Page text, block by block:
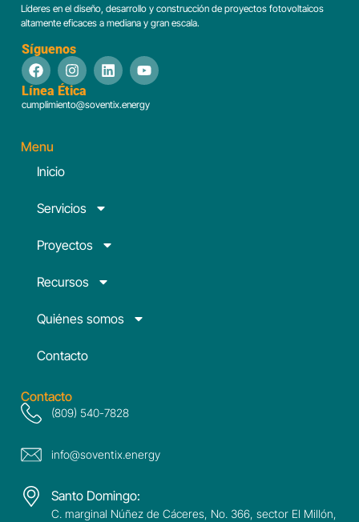
Líderes en el diseño, desarrollo y construcción de proyectos fotovoltaicos
altamente eficaces a mediana y gran escala.
Síguenos
Línea Ética
cumplimiento@soventix.energy
Menu
Inicio
Servicios
Proyectos
Recursos
Quiénes somos
Contacto
Contacto
(809) 540-7828
info@soventix.energy
Santo Domingo:
C. marginal Núñez de Cáceres, No. 366, sector El Millón,